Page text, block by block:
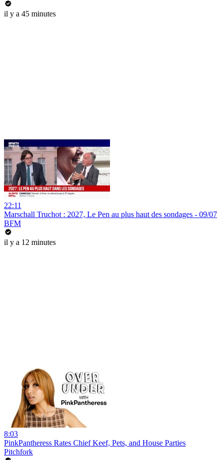
il y a 45 minutes
22:11
Marschall Truchot : 2027, Le Pen au plus haut des sondages - 09/07
BFM
il y a 12 minutes
8:03
PinkPantheress Rates Chief Keef, Pets, and House Parties
Pitchfork